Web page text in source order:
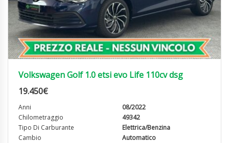
Volkswagen Golf 1.0 etsi evo Life 110cv dsg
19.450€
Anni
08/2022
Chilometraggio
49342
Tipo Di Carburante
Elettrica/Benzina
Cambio
Automatico